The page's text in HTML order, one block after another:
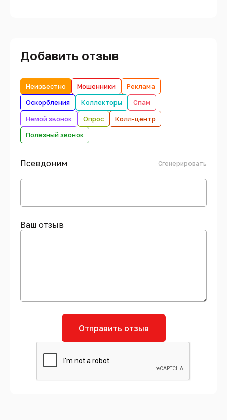
Добавить отзыв
Неизвестно Мошенники
Реклама
Оскорбления
Коллекторы
Спам
Немой звонок
Опрос
Колл-центр
Полезный звонок
Псевдоним Сгенерировать
Ваш отзыв
Отправить отзыв